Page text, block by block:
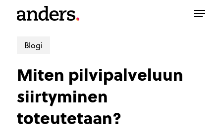
Menu
Blogi
Miten pilvipalveluun
siirtyminen
toteutetaan?